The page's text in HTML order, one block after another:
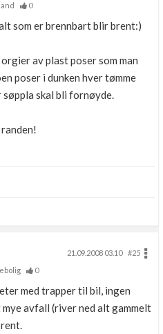
0
som er brennbart blir brent:)
av plast poser som man
poser i dunken hver tømme
søppla skal bli fornøyde.
21.09.2008 03.10
#25
0
med trapper til bil, ingen
avfall (river ned alt gammelt